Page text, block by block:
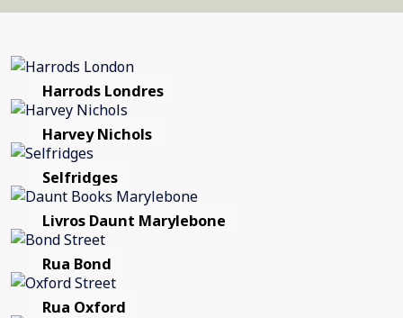
Harrods Londres
Harvey Nichols
Selfridges
Livros Daunt Marylebone
Rua Bond
Rua Oxford